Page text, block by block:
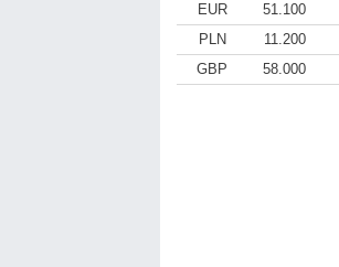
EUR
51.100
PLN
11.200
GBP
58.000